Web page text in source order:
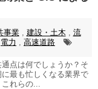
事業, 建設・土木
流
電力
高速道路
点は何でしょうか？そ
最も忙しくなる業界で
れらの...